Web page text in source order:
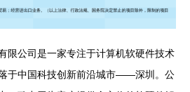
限公司是一家专注于计算机软硬件技术
于中国科技创新前沿城市——深圳。公